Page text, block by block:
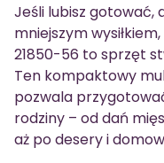
Jeśli lubisz gotować,
mniejszym
21850-56 to sprzęt
Ten kompaktowy
pozwala
rodziny – od dań
aż po desery i